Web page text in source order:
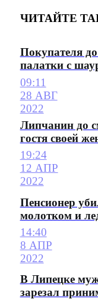
ЧИТАЙТЕ
Покупателя
палатки с
09:11
28 АВГ
2022
Липчанин до
гостя своей
19:24
12 АПР
2022
Пенсионер
молотком и
14:40
8 АПР
2022
В Липецке
зарезал